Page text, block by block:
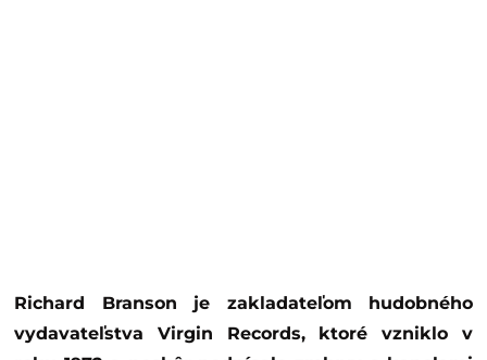
Richard Branson je zakladateľom hudobného
vydavateľstva Virgin Records, ktoré vzniklo v